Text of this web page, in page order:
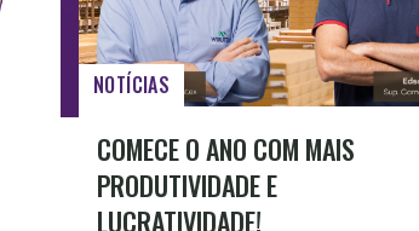
NOTÍCIAS
COMECE O ANO COM MAIS
PRODUTIVIDADE E
LUCRATIVIDADE!